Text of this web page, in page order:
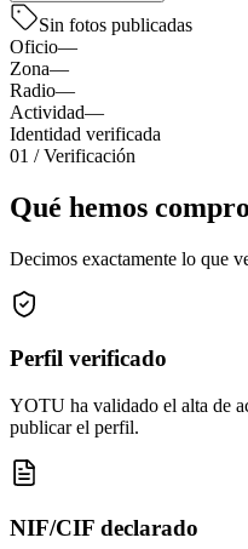
Sin fotos publicadas
Oficio—
Zona—
Radio—
Actividad—
Identidad verificada
01 / Verificación
Qué hemos
Decimos exactamente lo que
Perfil verificado
YOTU ha validado el alta de
publicar el perfil.
NIF/CIF declarado